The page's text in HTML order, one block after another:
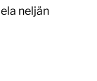
neljän